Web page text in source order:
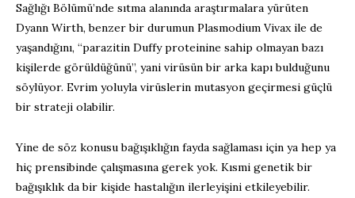
Sağlığı Bölümü’nde sıtma alanında araştırmalara yürüten
Dyann Wirth, benzer bir durumun Plasmodium Vivax ile de
yaşandığını, “parazitin Duffy proteinine sahip olmayan bazı
kişilerde görüldüğünü”, yani virüsün bir arka kapı bulduğunu
söylüyor. Evrim yoluyla virüslerin mutasyon geçirmesi güçlü
bir strateji olabilir.
Yine de söz konusu bağışıklığın fayda sağlaması için ya hep ya
hiç prensibinde çalışmasına gerek yok. Kısmi genetik bir
bağışıklık da bir kişide hastalığın ilerleyişini etkileyebilir.